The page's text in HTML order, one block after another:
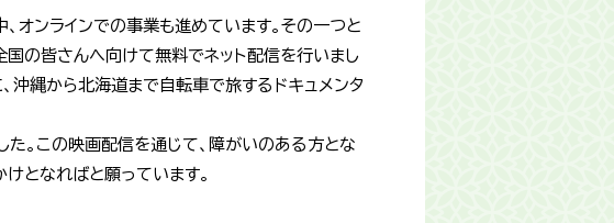
オンラインでの事業も進めています。その一つと
国の皆さんへ向けて無料でネット配信を行いまし
、沖縄から北海道まで自転車で旅するドキュメンタ
。この映画配信を通じて、障がいのある方とな
となればと願っています。